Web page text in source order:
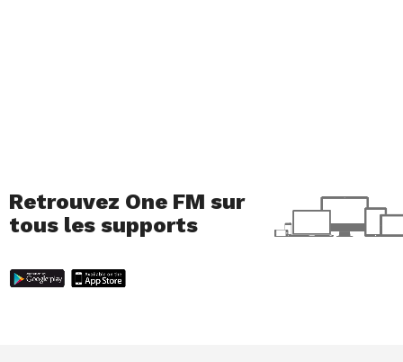
Retrouvez One FM sur
tous les supports